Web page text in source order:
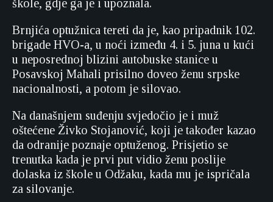
škole, gdje ga je i upoznala.
Brnjića optužnica tereti da je, kao pripadnik 102.
brigade HVO-a, u noći između 4. i 5. juna u kući
u neposrednoj blizini autobuske stanice u
Posavskoj Mahali prisilno doveo ženu srpske
nacionalnosti, a potom je silovao.
Na današnjem suđenju svjedočio je i muž
oštećene Živko Stojanović, koji je također kazao
da odranije poznaje optuženog. Prisjetio se
trenutka kada je prvi put vidio ženu poslije
dolaska iz škole u Odžaku, kada mu je ispričala
za silovanje.